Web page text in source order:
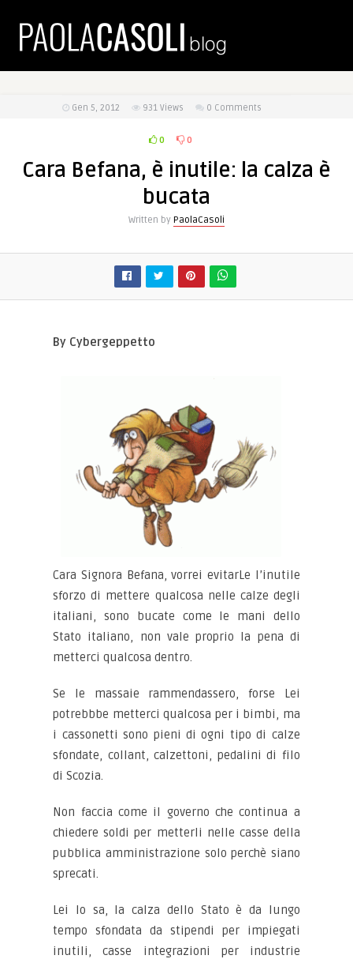
Gen 5, 2012 931 Views 0 Comments
0 0
Cara Befana, è inutile: la calza è
bucata
Written by PaolaCasoli
By Cybergeppetto
Cara Signora Befana, vorrei evitarLe l’inutile
sforzo di mettere qualcosa nelle calze degli
italiani, sono bucate come le mani dello
Stato italiano, non vale proprio la pena di
metterci qualcosa dentro.
Se le massaie rammendassero, forse Lei
potrebbbe metterci qualcosa per i bimbi, ma
i cassonetti sono pieni di ogni tipo di calze
sfondate, collant, calzettoni, pedalini di filo
di Scozia.
Non faccia come il governo che continua a
chiedere soldi per metterli nelle casse della
pubblica amministrazione solo perchè siano
sprecati.
Lei lo sa, la calza dello Stato è da lungo
tempo sfondata da stipendi per impiegati
inutili, casse integrazioni per industrie